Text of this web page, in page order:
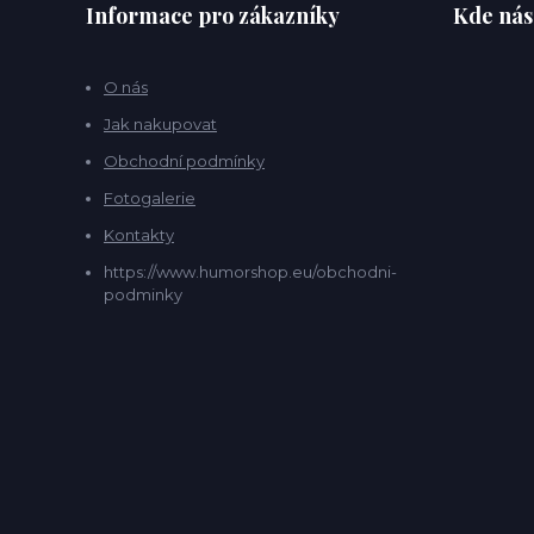
Informace pro zákazníky
O nás
Jak nakupovat
Obchodní podmínky
Fotogalerie
Kontakty
https://www.humorshop.eu/obchodni-
podminky
Kde